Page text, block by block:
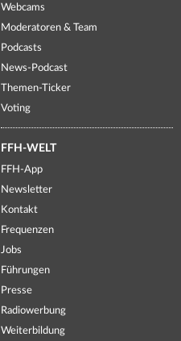
Webcams
Moderatoren & Team
Podcasts
News-Podcast
Themen-Ticker
Voting
FFH-WELT
FFH-App
Newsletter
Kontakt
Frequenzen
Jobs
Führungen
Presse
Radiowerbung
Weiterbildung